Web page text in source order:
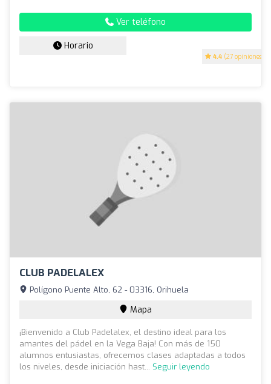
4.4 (27 opiniones)
Ver teléfono
Horario
CLUB PADELALEX
Polígono Puente Alto, 62 - 03316, Orihuela
Mapa
¡Bienvenido a Club Padelalex, el destino ideal para los
amantes del pádel en la Vega Baja! Con más de 150
alumnos entusiastas, ofrecemos clases adaptadas a todos
los niveles, desde iniciación hast... Seguir leyendo